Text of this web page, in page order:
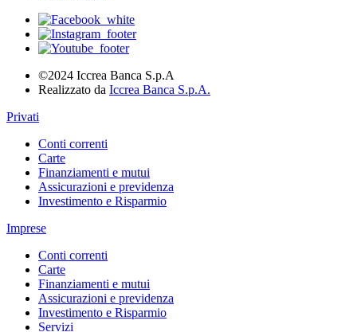
©2024 Iccrea Banca S.p.A
Realizzato da Iccrea Banca S.p.A.
Privati
Conti correnti
Carte
Finanziamenti e mutui
Assicurazioni e previdenza
Investimento e Risparmio
Imprese
Conti correnti
Carte
Finanziamenti e mutui
Assicurazioni e previdenza
Investimento e Risparmio
Servizi